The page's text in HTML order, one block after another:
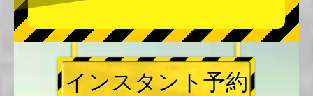
インスタント予約